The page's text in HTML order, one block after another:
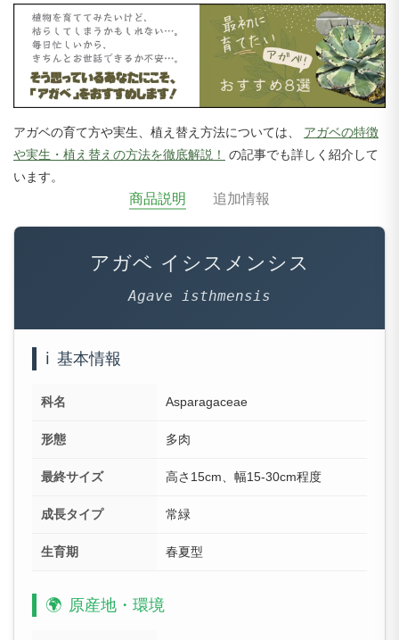
アガベの育て方や実生、植え替え方法については、 アガベの特徴
や実生・植え替えの方法を徹底解説！ の記事でも詳しく紹介して
います。
商品説明 追加情報
アガベ イシスメンシス
Agave isthmensis
ℹ️ 基本情報
科名 Asparagaceae
形態 多肉
最終サイズ 高さ15cm、幅15-30cm程度
成長タイプ 常緑
生育期 春夏型
🌍 原産地・環境